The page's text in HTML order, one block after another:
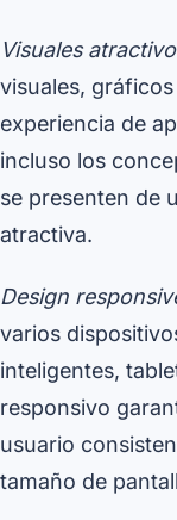
Visuales
visuales,
experiencia de
incluso los
se presenten de
atractiva.
Design
varios
inteligentes,
responsivo
usuario
tamaño de